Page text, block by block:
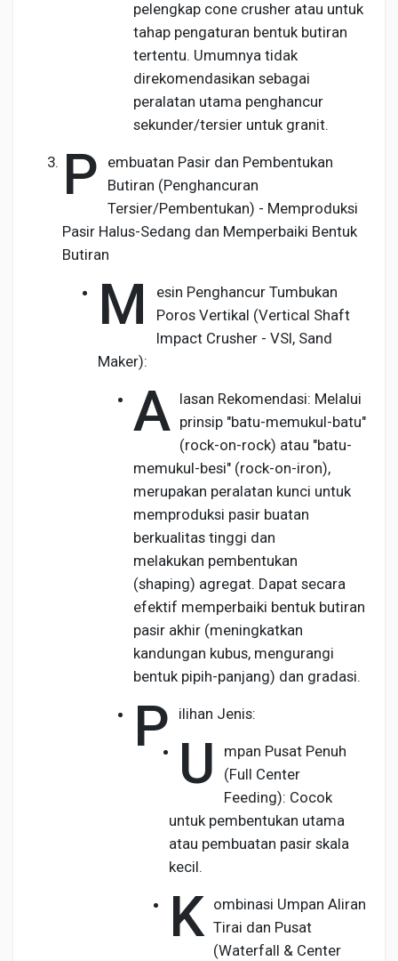
pelengkap cone crusher atau untuk
tahap pengaturan bentuk butiran
tertentu. Umumnya tidak
direkomendasikan sebagai
peralatan utama penghancur
sekunder/tersier untuk granit.
P
embuatan Pasir dan Pembentukan
Butiran (Penghancuran
Tersier/Pembentukan) - Memproduksi
Pasir Halus-Sedang dan Memperbaiki Bentuk
Butiran
M
esin Penghancur Tumbukan
Poros Vertikal (Vertical Shaft
Impact Crusher - VSI, Sand
Maker):
A lasan Rekomendasi: Melalui
prinsip "batu-memukul-batu"
(rock-on-rock) atau "batu-
memukul-besi" (rock-on-iron),
merupakan peralatan kunci untuk
memproduksi pasir buatan
berkualitas tinggi dan
melakukan pembentukan
(shaping) agregat. Dapat secara
efektif memperbaiki bentuk butiran
pasir akhir (meningkatkan
kandungan kubus, mengurangi
bentuk pipih-panjang) dan gradasi.
P ilihan Jenis:
U
mpan Pusat Penuh
(Full Center
Feeding): Cocok
untuk pembentukan utama
atau pembuatan pasir skala
kecil.
K ombinasi Umpan Aliran
Tirai dan Pusat
(Waterfall & Center